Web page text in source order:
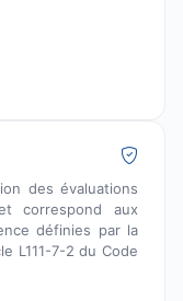
des évaluations
correspond aux
définies par la
L111-7-2 du Code